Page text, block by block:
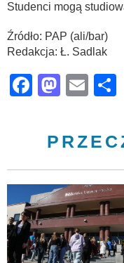
Studenci mogą
Źródło: PAP (ali/bar)
Redakcja: Ł. Sadlak
Facebook